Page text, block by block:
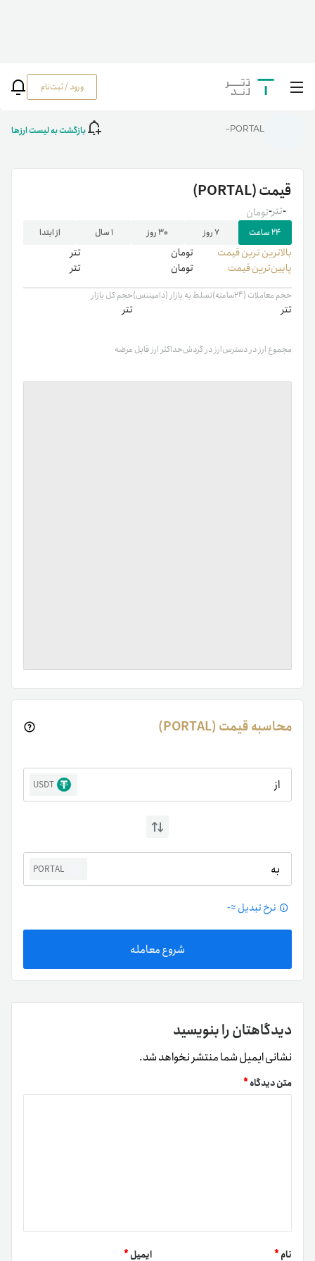
ورود / ثبت‌نام خانه رمزارزها/
PORTAL
PORTAL- بازگشت به لیست ارزها
قیمت(PORTAL)
-تومان -تتر
۲۴ ساعت ۷ روز ۳۰ روز ۱ سال از ابتدا
بالاترین ‌ترین قیمت تومان
تتر
پایین‌ترین قیمت
تومان تتر
حجم معاملات (۲۴ساعته)
تتر
تسلط به بازار (دامیننس)حجم کل بازار
تتر
مجموع ارز در دسترسارز در گردشحداکثر ارز قابل عرضه
محاسبه قیمت (PORTAL)
از USDT
به PORTAL
نرخ تبدیل ≈-
شروع معامله
دیدگاهتان را بنویسید
نشانی ایمیل شما منتشر نخواهد شد.
متن دیدگاه*
نام* ایمیل*